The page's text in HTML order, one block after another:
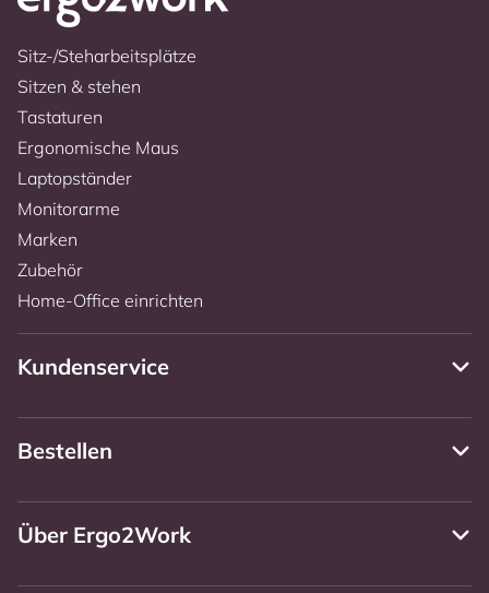
Sitz-/Steharbeitsplätze
Sitzen & stehen
Tastaturen
Ergonomische Maus
Laptopständer
Monitorarme
Marken
Zubehör
Home-Office einrichten
Kundenservice
Bestellen
Über Ergo2Work